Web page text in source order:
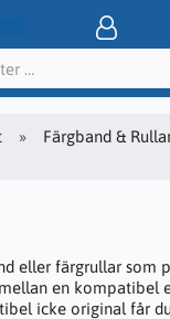
Färgband &
eller färgrullar som
en kompatibel
icke original får